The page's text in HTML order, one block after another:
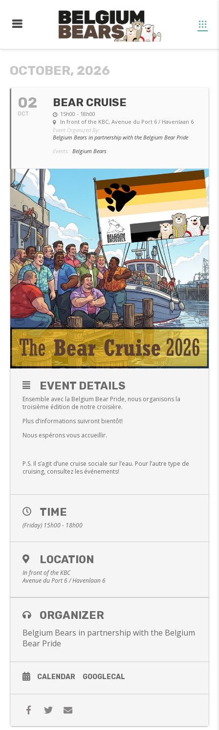
OCTOBER, 2026
02
OCT
BEAR CRUISE
15h00 - 18h00
In front of the KBC, Avenue du Port 6 / Havenlaan 6
Event Organized By:
Belgium Bears in partnership with the Belgium Bear Pride
Events: Belgium Bears
EVENT DETAILS
Ensemble avec la Belgium Bear Pride, nous organisons la
troisième édition de notre croisière.
Plus d’informations suivront bientôt!
Nous espérons vous accueillir.
P.S. Il s’agit d’une cruise sociale sur l’eau. Pour l’autre type de
cruising, consultez les événements!
TIME
(Friday) 15h00 - 18h00
LOCATION
In front of the KBC
Avenue du Port 6 / Havenlaan 6
ORGANIZER
Belgium Bears in partnership with the Belgium
Bear Pride
CALENDAR GOOGLECAL